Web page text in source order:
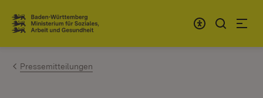
Zum Inhalt springen
Link zur Startseite
Pressemitteilungen